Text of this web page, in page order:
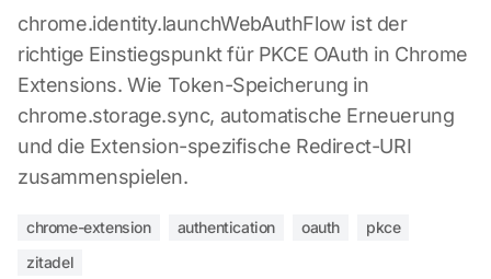
chrome.identity.launchWebAuthFlow ist der
richtige Einstiegspunkt für PKCE OAuth in Chrome
Extensions. Wie Token-Speicherung in
chrome.storage.sync, automatische Erneuerung
und die Extension-spezifische Redirect-URI
zusammenspielen.
chrome-extension authentication oauth
pkce
zitadel